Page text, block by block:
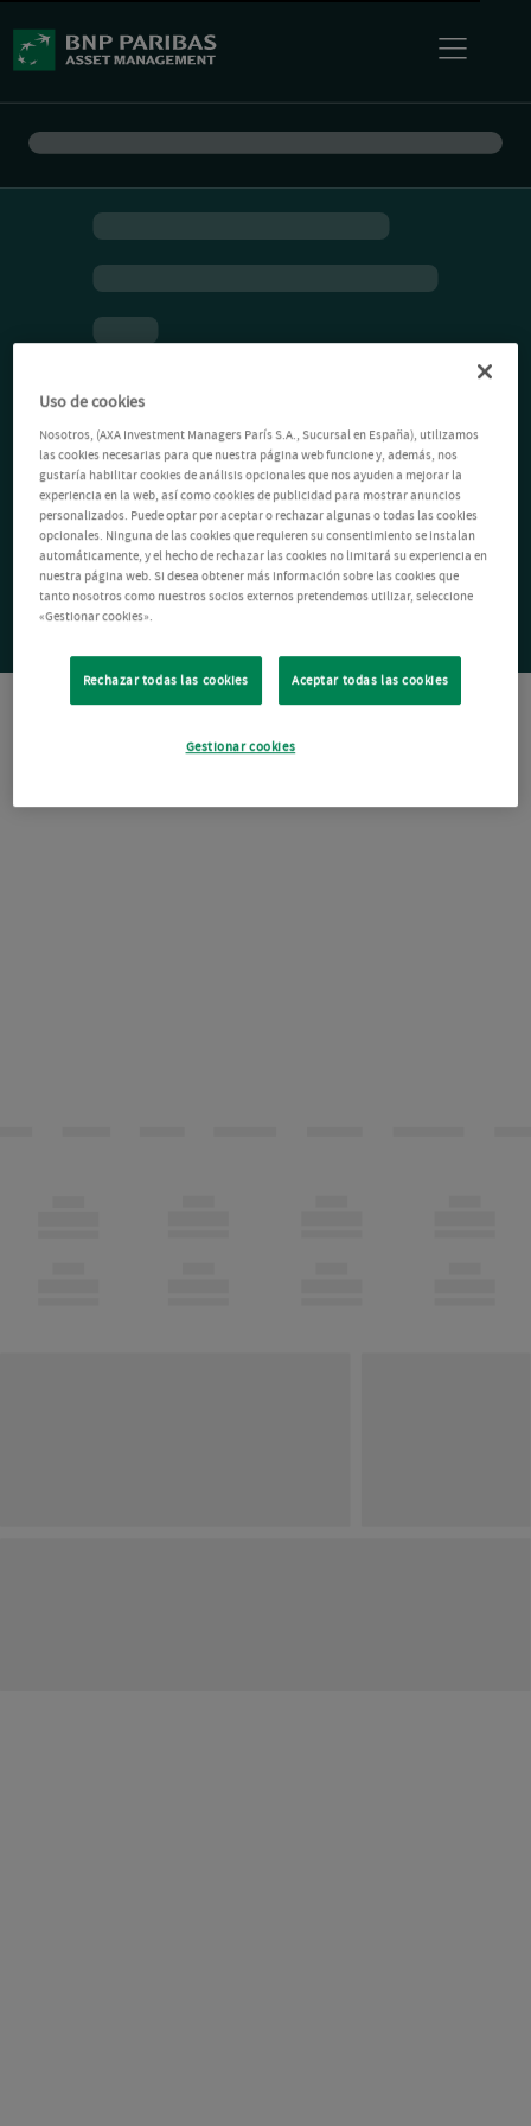
Uso de cookies
Nosotros, (AXA Investment Managers París S.A., Sucursal en España), utilizamos
las cookies necesarias para que nuestra página web funcione y, además, nos
gustaría habilitar cookies de análisis opcionales que nos ayuden a mejorar la
experiencia en la web, así como cookies de publicidad para mostrar anuncios
personalizados. Puede optar por aceptar o rechazar algunas o todas las cookies
opcionales. Ninguna de las cookies que requieren su consentimiento se instalan
automáticamente, y el hecho de rechazar las cookies no limitará su experiencia en
nuestra página web. Si desea obtener más información sobre las cookies que
tanto nosotros como nuestros socios externos pretendemos utilizar, seleccione
«Gestionar cookies».
Rechazar todas las cookies Aceptar todas las cookies
Gestionar cookies